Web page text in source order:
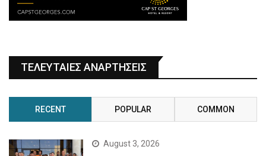
ΤΕΛΕΥΤΑΙΕΣ ΑΝΑΡΤΗΣΕΙΣ
RECENT POPULAR COMMON
August 3, 2026